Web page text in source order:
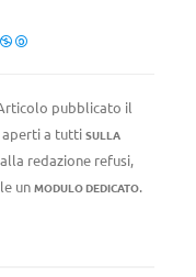
pubblicato il
aperti a tutti SULLA
redazione refusi,
un MODULO DEDICATO.